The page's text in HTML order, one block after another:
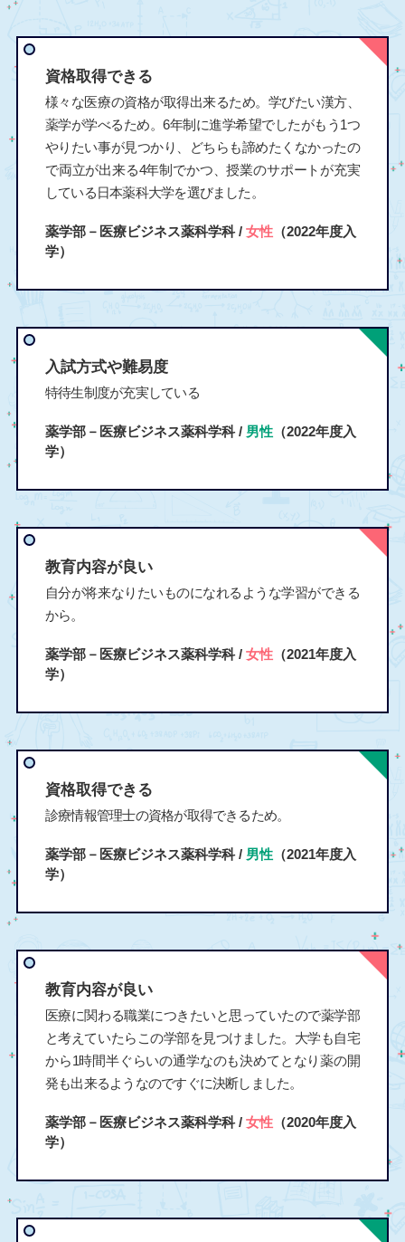
資格取得できる
様々な医療の資格が取得出来るため。学びたい漢方、
薬学が学べるため。6年制に進学希望でしたがもう1つ
やりたい事が見つかり、どちらも諦めたくなかったの
で両立が出来る4年制でかつ、授業のサポートが充実
している日本薬科大学を選びました。
薬学部－医療ビジネス薬科学科 / 女性（2022年度入
学）
入試方式や難易度
特待生制度が充実している
薬学部－医療ビジネス薬科学科 / 男性（2022年度入
学）
教育内容が良い
自分が将来なりたいものになれるような学習ができる
から。
薬学部－医療ビジネス薬科学科 / 女性（2021年度入
学）
資格取得できる
診療情報管理士の資格が取得できるため。
薬学部－医療ビジネス薬科学科 / 男性（2021年度入
学）
教育内容が良い
医療に関わる職業につきたいと思っていたので薬学部
と考えていたらこの学部を見つけました。大学も自宅
から1時間半ぐらいの通学なのも決めてとなり薬の開
発も出来るようなのですぐに決断しました。
薬学部－医療ビジネス薬科学科 / 女性（2020年度入
学）